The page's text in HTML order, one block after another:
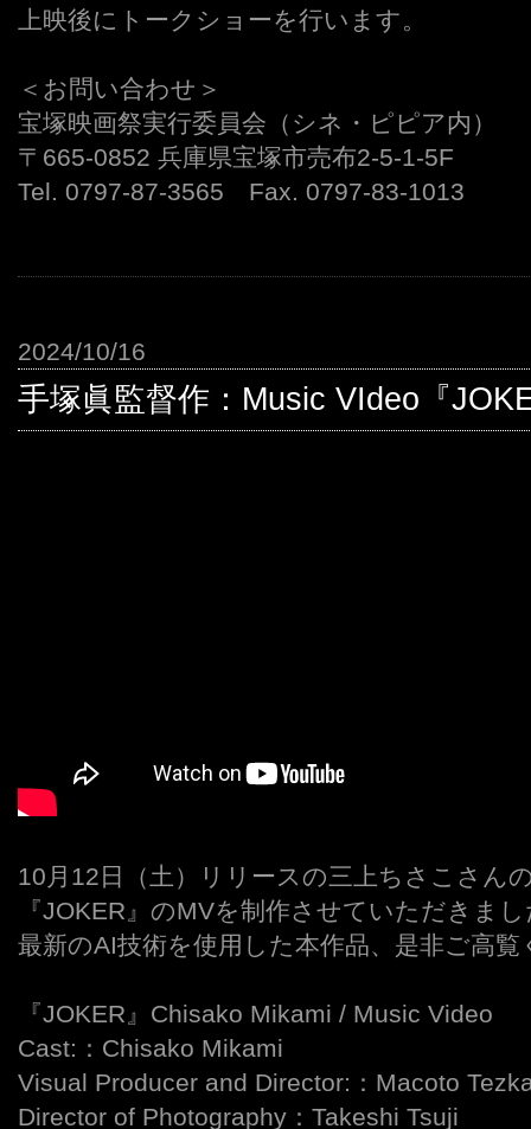
上映後にトークショーを行います。
＜お問い合わせ＞
宝塚映画祭実行委員会（シネ・ピピア内）
〒665-0852 兵庫県宝塚市売布2-5-1-5F
Tel. 0797-87-3565 Fax. 0797-83-1013
2024/10/16
手塚眞監督作：Music VIdeo『
10月12日（土）リリースの三上ちさこさん
『JOKER』のMVを制作させていただきま
最新のAI技術を使用した本作品、是非ご高覧
『JOKER』Chisako Mikami / Music Video
Cast:：Chisako Mikami
Visual Producer and Director:：Macoto
Director of Photography：Takeshi Tsuji